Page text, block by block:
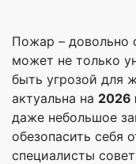
Пожар – довольно
может не только
быть угрозой для
актуальна на 2026
даже небольшое
обезопасить себя
специалисты